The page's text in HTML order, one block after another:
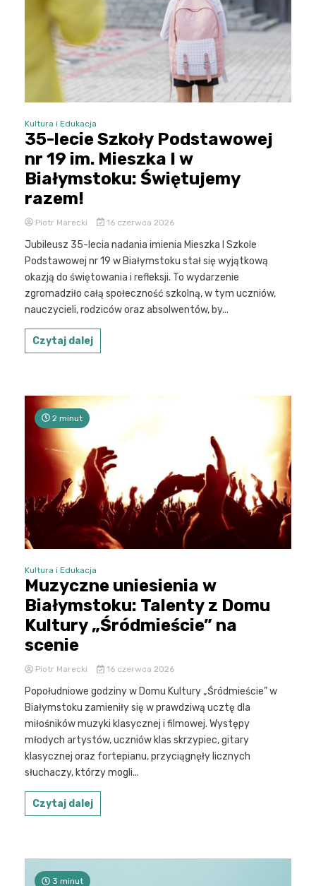
Kultura i Edukacja
35-lecie Szkoły Podstawowej
nr 19 im. Mieszka I w
Białymstoku: Świętujemy
razem!
Piotr Marecki 16 czerwca 2026
Jubileusz 35-lecia nadania imienia Mieszka I Szkole
Podstawowej nr 19 w Białymstoku stał się wyjątkową
okazją do świętowania i refleksji. To wydarzenie
zgromadziło całą społeczność szkolną, w tym uczniów,
nauczycieli, rodziców oraz absolwentów, by...
Czytaj dalej
2 minut
Kultura i Edukacja
Muzyczne uniesienia w
Białymstoku: Talenty z Domu
Kultury „Śródmieście” na
scenie
Piotr Marecki 16 czerwca 2026
Popołudniowe godziny w Domu Kultury „Śródmieście” w
Białymstoku zamieniły się w prawdziwą ucztę dla
miłośników muzyki klasycznej i filmowej. Występy
młodych artystów, uczniów klas skrzypiec, gitary
klasycznej oraz fortepianu, przyciągnęły licznych
słuchaczy, którzy mogli...
Czytaj dalej
3 minut